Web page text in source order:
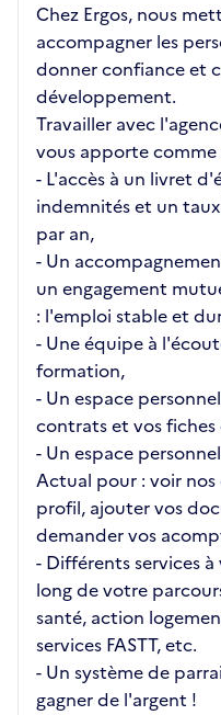
Chez Ergos, nous
accompagner les
donner confiance et
développement.
Travailler avec
vous apporte comme
- L'accès à un livret
indemnités et un
par an,
- Un
un engagement
: l'emploi stable et
- Une équipe à
formation,
- Un espace
contrats et vos fiches
- Un espace
Actual pour : voir
profil, ajouter vos
demander vos
- Différents services
long de votre
santé, action
services FASTT, etc.
- Un système de
gagner de l'argent !